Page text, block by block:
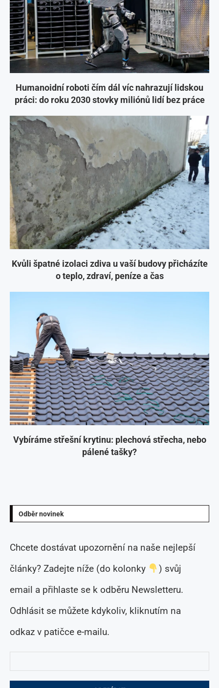
Humanoidní roboti čím dál víc nahrazují lidskou
práci: do roku 2030 stovky miliónů lidí bez práce
Kvůli špatné izolaci zdiva u vaší budovy přicházíte
o teplo, zdraví, peníze a čas
Vybíráme střešní krytinu: plechová střecha, nebo
pálené tašky?
Odběr novinek
Chcete dostávat upozornění na naše nejlepší
články? Zadejte níže (do kolonky
) svůj
email a přihlaste se k odběru Newsletteru.
Odhlásit se můžete kdykoliv, kliknutím na
odkaz v patičce e-mailu.